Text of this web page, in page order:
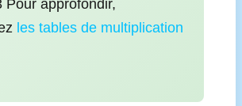
Pour approfondir,
les tables de multiplication